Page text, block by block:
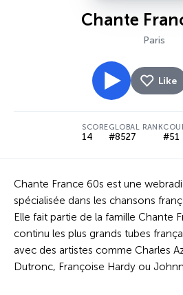
Chante
Paris
Like
SCORE
14
GLOBAL RANK
#8527 #51
Chante France 60s est une
spécialisée dans les chansons
Elle fait partie de la famille Chante
continu les plus grands tubes
avec des artistes comme Charles
Dutronc, Françoise Hardy ou